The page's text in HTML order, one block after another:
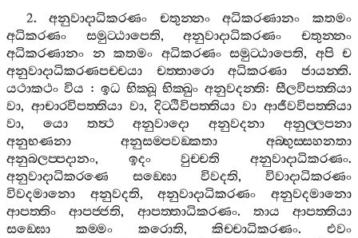
2.අනුවාදාධිකරණං චතුන‍්නං අධිකරණානං
කතමං
අධිකරණං
සමුට‍්ඨාපෙති,අනුවාදාධිකරණං
චතුන‍්නං
අධිකරණානං න කතමං අධිකරණං සමුට‍්ඨාපෙති, අපි ච
අනුවාදාධිකරණපච‍්චයා
චත‍්තාරො අධිකරණා ජායන‍්ති.
යථාකථං විය : ඉධ භික‍්ඛූ භික‍්ඛුං අනුවදන‍්ති:සීලවිපත‍්තියා
වා, ආචාරවිපත‍්තියා වා, දිට‍්ඨිවිපත‍්තියා වා ආජීවවිපත‍්තියා
වා, යො තත්‍ථ අනුවාදො අනුවදනා
අනුල‍්ලපනා
අනුභණනා
අනුසම‍්පවඞ‍්කතා
අබ‍්භුස‍්සහනතා
අනුබලප‍්පදානං, ඉදං වුච‍්චති අනුවාදාධිකරණං.
අනුවාදාධිකරණෙ
සඞ‍්ඝො විවදති, විවාදාධිකරණං
විවදමානො
අනුවදති,අනුවාදාධිකරණං
අනුවදමානො
ආපත‍්තිං
ආපජ‍්ජති, ආපත‍්තාධිකරණං. තාය
ආපත‍්තියා
සඞ‍්ඝො
කම‍්මං කරොති,කිච‍්චාධිකරණං. එවං